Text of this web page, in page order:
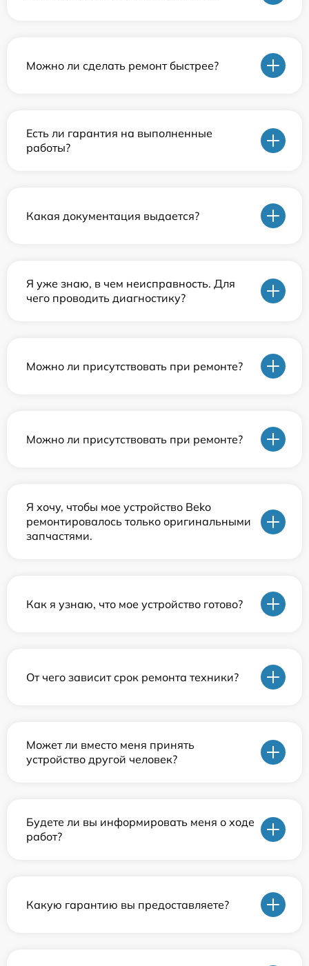
Можно ли сделать ремонт быстрее?
Есть ли гарантия на выполненные
работы?
Какая документация выдается?
Я уже знаю, в чем неисправность. Для
чего проводить диагностику?
Можно ли присутствовать при ремонте?
Можно ли присутствовать при ремонте?
Я хочу, чтобы мое устройство Beko
ремонтировалось только оригинальными
запчастями.
Как я узнаю, что мое устройство готово?
От чего зависит срок ремонта техники?
Может ли вместо меня принять
устройство другой человек?
Будете ли вы информировать меня о ходе
работ?
Какую гарантию вы предоставляете?